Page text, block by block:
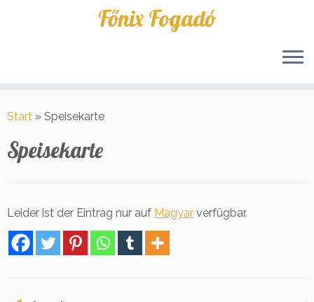
Inhalt
Főnix Fogadó
Start » Speisekarte
Speisekarte
Leider ist der Eintrag nur auf Magyar verfügbar.